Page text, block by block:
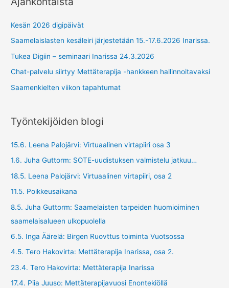
Kesän 2026 digipäivät
Saamelaislasten kesäleiri järjestetään 15.-17.6.2026 Inarissa.
Tukea Digiin – seminaari Inarissa 24.3.2026
Chat-palvelu siirtyy Mettäterapija -hankkeen hallinnoitavaksi
Saamenkielten viikon tapahtumat
Työntekijöiden blogi
15.6. Leena Palojärvi: Virtuaalinen virtapiiri osa 3
1.6. Juha Guttorm: SOTE-uudistuksen valmistelu jatkuu…
18.5. Leena Palojärvi: Virtuaalinen virtapiiri, osa 2
11.5. Poikkeusaikana
8.5. Juha Guttorm: Saamelaisten tarpeiden huomioiminen
saamelaisalueen ulkopuolella
6.5. Inga Äärelä: Birgen Ruovttus toiminta Vuotsossa
4.5. Tero Hakovirta: Mettäterapija Inarissa, osa 2.
23.4. Tero Hakovirta: Mettäterapija Inarissa
17.4. Piia Juuso: Mettäterapijavuosi Enontekiöllä